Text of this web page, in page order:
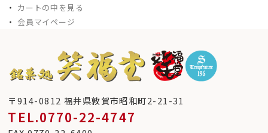
・ カートの中を見る
・ 会員マイページ
〒914-0812 福井県敦賀市昭和町2-21-31
TEL.0770-22-4747